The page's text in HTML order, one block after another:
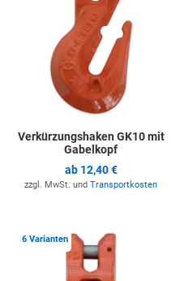
Verkürzungshaken GK10 mit
Gabelkopf
ab 12,40 €
zzgl. MwSt. und Transportkosten
6 Varianten